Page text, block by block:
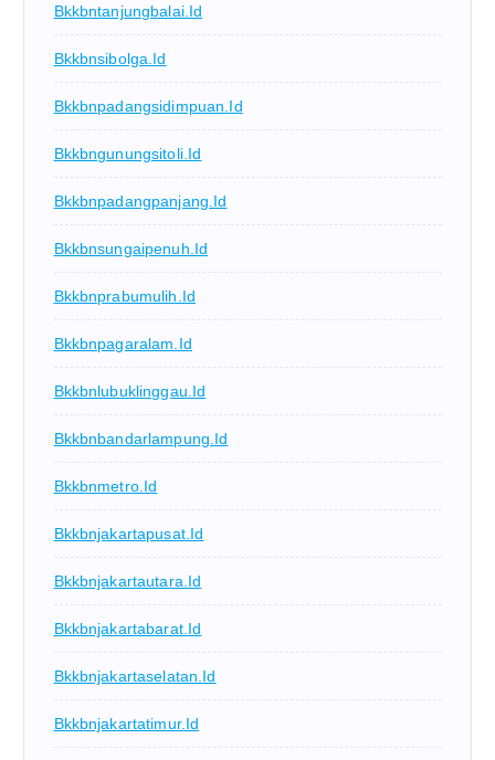
Bkkbntanjungbalai.id
Bkkbnsibolga.id
Bkkbnpadangsidimpuan.id
Bkkbngunungsitoli.id
Bkkbnpadangpanjang.id
Bkkbnsungaipenuh.id
Bkkbnprabumulih.id
Bkkbnpagaralam.id
Bkkbnlubuklinggau.id
Bkkbnbandarlampung.id
Bkkbnmetro.id
Bkkbnjakartapusat.id
Bkkbnjakartautara.id
Bkkbnjakartabarat.id
Bkkbnjakartaselatan.id
Bkkbnjakartatimur.id